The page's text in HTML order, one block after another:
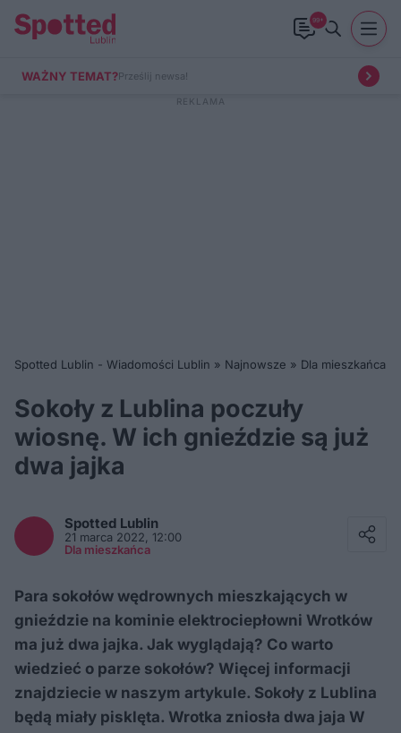
99+
WAŻNY TEMAT?Prześlij newsa!
Spotted Lublin - Wiadomości Lublin » Najnowsze » Dla mieszkańca
Sokoły z Lublina poczuły
wiosnę. W ich gnieździe są już
dwa jajka
Spotted Lublin
21 marca 2022, 12:00
Dla mieszkańca
Para sokołów wędrownych mieszkających w
gnieździe na kominie elektrociepłowni Wrotków
ma już dwa jajka. Jak wyglądają? Co warto
wiedzieć o parze sokołów? Więcej informacji
znajdziecie w naszym artykule. Sokoły z Lublina
będą miały pisklęta. Wrotka zniosła dwa jaja W